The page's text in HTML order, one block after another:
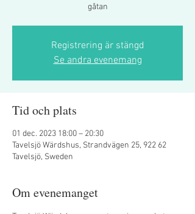
gåtan
Registrering är stängd
Se andra evenemang
Tid och plats
01 dec. 2023 18:00 – 20:30
Tavelsjö Wärdshus, Strandvägen 25, 922 62
Tavelsjö, Sweden
Om evenemanget